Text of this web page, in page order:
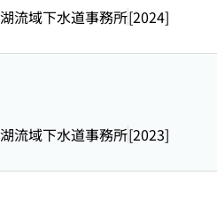
流域下水道事務所[2024]
流域下水道事務所[2023]